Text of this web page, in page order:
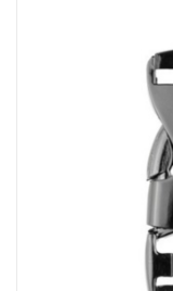
Studio Olive inspireert....